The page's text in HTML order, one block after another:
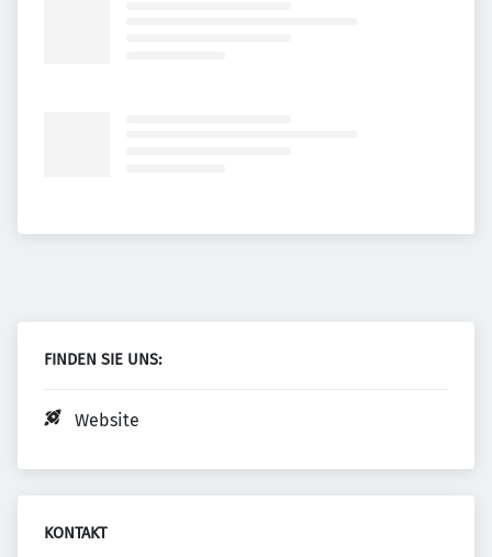
FINDEN SIE UNS:
Website
KONTAKT